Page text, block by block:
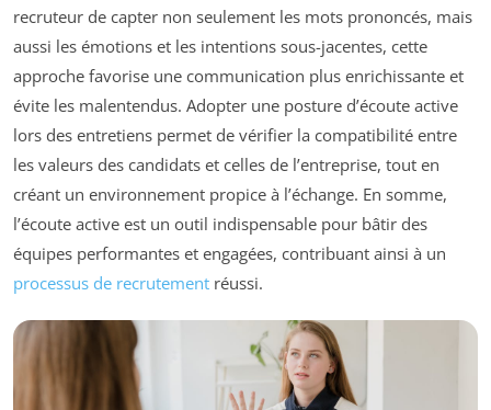
recruteur de capter non seulement les mots prononcés, mais
aussi les émotions et les intentions sous-jacentes, cette
approche favorise une communication plus enrichissante et
évite les malentendus. Adopter une posture d’écoute active
lors des entretiens permet de vérifier la compatibilité entre
les valeurs des candidats et celles de l’entreprise, tout en
créant un environnement propice à l’échange. En somme,
l’écoute active est un outil indispensable pour bâtir des
équipes performantes et engagées, contribuant ainsi à un
processus de recrutement réussi.